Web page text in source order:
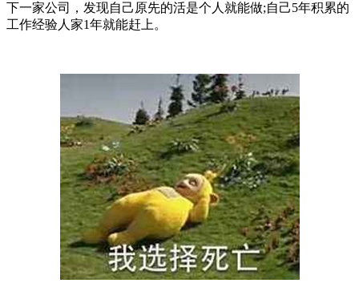
下一家公司，发现自己原先的活是个人就能做;自己5年积累的
工作经验人家1年就能赶上。